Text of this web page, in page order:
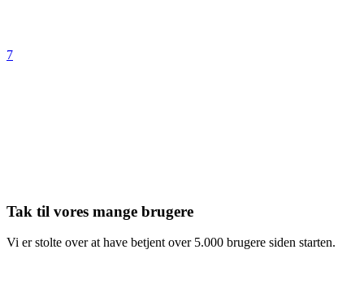
7
Tak til vores mange brugere
Vi er stolte over at have betjent over 5.000 brugere siden starten.